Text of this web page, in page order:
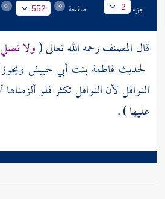
جزء 2 صفحة 552
قال المصنفرحمه الله تعالى (ولا
لحديث فاطمة بنت أبي حبيش
النوافل لأن النوافل تكثر فلو
عليها ) .